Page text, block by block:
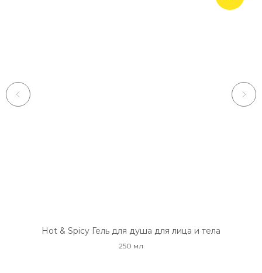
Hot & Spicy Гель для душа для лица и тела
250 мл